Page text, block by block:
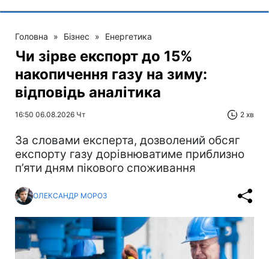
Головна » Бізнес » Енергетика
Чи зірве експорт до 15%
накопичення газу на зиму:
відповідь аналітика
16:50 06.08.2026 Чт 2 хв
За словами експерта, дозволений обсяг
експорту газу дорівнюватиме приблизно
п’яти дням пікового споживання
ОЛЕКСАНДР МОРОЗ